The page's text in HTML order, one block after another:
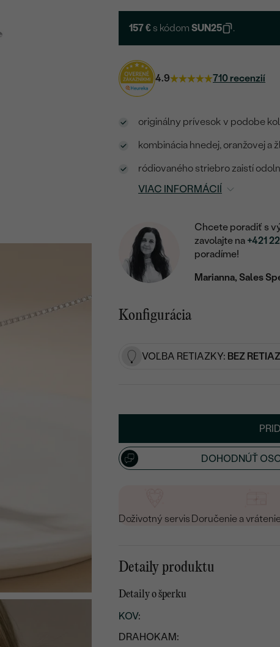
157 € s kódomSUN25 .
4.9 710 recenzií
originálny prívesok v podobe
kombinácia hnedej, oranžovej a
ródiovaného striebro zaistí
VIAC INFORMÁCIÍ
Chcete poradiť s
zavolajte na +421
poradíme!
Marianna, Sales
Konfigurácia
VOĽBA RETIAZKY: BEZ
DOHODNÚŤ
Doživotný servis Doručenie a
Detaily produktu
Detaily o šperku
KOV:
DRAHOKAM: